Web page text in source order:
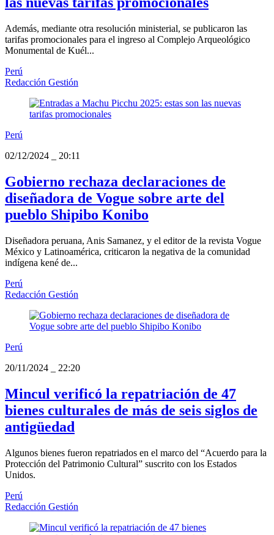
Además, mediante otra resolución ministerial, se publicaron las
tarifas promocionales para el ingreso al Complejo Arqueológico
Monumental de Kuél...
Perú
Redacción Gestión
Perú
02/12/2024
20:11
Gobierno rechaza declaraciones de
diseñadora de Vogue sobre arte del
pueblo Shipibo Konibo
Diseñadora peruana, Anis Samanez, y el editor de la revista Vogue
México y Latinoamérica, criticaron la negativa de la comunidad
indígena kené de...
Perú
Redacción Gestión
Perú
20/11/2024
22:20
Mincul verificó la repatriación de 47
bienes culturales de más de seis siglos de
antigüedad
Algunos bienes fueron repatriados en el marco del “Acuerdo para la
Protección del Patrimonio Cultural” suscrito con los Estados
Unidos.
Perú
Redacción Gestión